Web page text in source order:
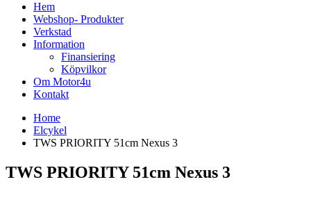
Hem
Webshop- Produkter
Verkstad
Information
Finansiering
Köpvilkor
Om Motor4u
Kontakt
Home
Elcykel
TWS PRIORITY 51cm Nexus 3
TWS PRIORITY 51cm Nexus 3